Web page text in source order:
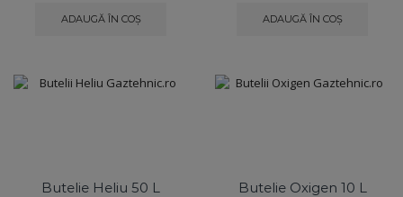
ADAUGĂ ÎN COȘ ADAUGĂ ÎN COȘ
Butelie Heliu 50 L
Butelie Oxigen 10 L